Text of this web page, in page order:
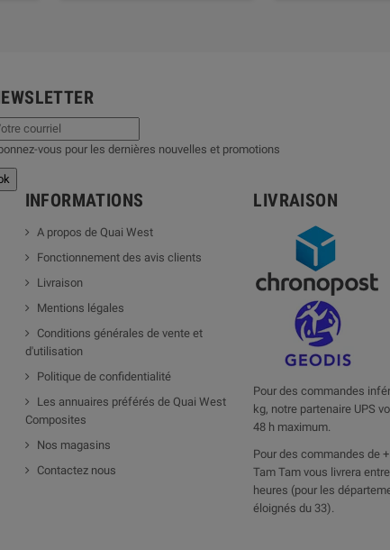
vous pour les dernières nouvelles et promotions
INFORMATIONS
A propos de Quai West
Fonctionnement des avis clients
Livraison
Mentions légales
Conditions générales de vente et
d'utilisation
Politique de confidentialité
Les annuaires préférés de Quai West
Composites
Nos magasins
Contactez nous
LIVRAISON
Pour des commandes
kg, notre partenaire UPS
48 h maximum.
Pour des commandes de
Tam Tam vous livrera
heures (pour les
éloignés du 33).